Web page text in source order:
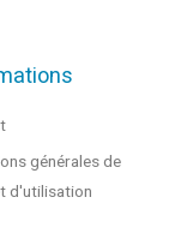
générales de
d'utilisation